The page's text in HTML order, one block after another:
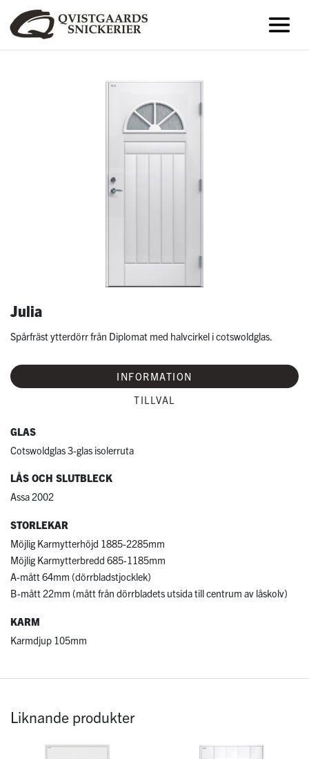
Julia
Spårfräst ytterdörr från Diplomat med halvcirkel i cotswoldglas.
INFORMATION
TILLVAL
GLAS
Cotswoldglas 3-glas isolerruta
LÅS OCH SLUTBLECK
Assa 2002
STORLEKAR
Möjlig Karmytterhöjd 1885-2285mm
Möjlig Karmytterbredd 685-1185mm
A-mått 64mm (dörrbladstjocklek)
B-mått 22mm (mått från dörrbladets utsida till centrum av låskolv)
KARM
Karmdjup 105mm
Liknande produkter